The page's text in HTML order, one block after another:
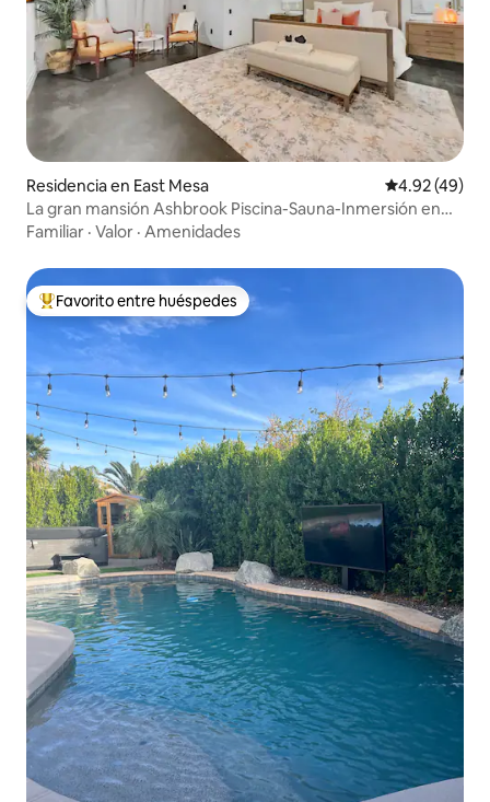
Residencia en East Mesa Calificación
4.92 (49)
La gran mansión Ashbrook Piscina-Sauna-Inmersión en
agua fría
Familiar · Valor · Amenidades
De los mejores en Favorito entre huéspedes
Favorito entre huéspedes